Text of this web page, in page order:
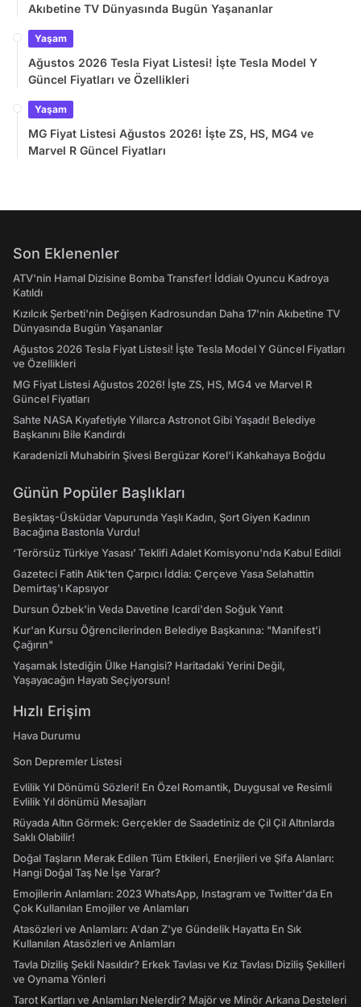
Akıbetine TV Dünyasında Bugün Yaşananlar
Yaşam
Ağustos 2026 Tesla Fiyat Listesi! İşte Tesla Model Y
Güncel Fiyatları ve Özellikleri
Yaşam
MG Fiyat Listesi Ağustos 2026! İşte ZS, HS, MG4 ve
Marvel R Güncel Fiyatları
Son Eklenenler
ATV'nin Hamal Dizisine Bomba Transfer! İddialı Oyuncu Kadroya
Katıldı
Kızılcık Şerbeti'nin Değişen Kadrosundan Daha 17'nin Akıbetine TV
Dünyasında Bugün Yaşananlar
Ağustos 2026 Tesla Fiyat Listesi! İşte Tesla Model Y Güncel Fiyatları
ve Özellikleri
MG Fiyat Listesi Ağustos 2026! İşte ZS, HS, MG4 ve Marvel R
Güncel Fiyatları
Sahte NASA Kıyafetiyle Yıllarca Astronot Gibi Yaşadı! Belediye
Başkanını Bile Kandırdı
Karadenizli Muhabirin Şivesi Bergüzar Korel'i Kahkahaya Boğdu
Günün Popüler Başlıkları
Beşiktaş-Üsküdar Vapurunda Yaşlı Kadın, Şort Giyen Kadının
Bacağına Bastonla Vurdu!
‘Terörsüz Türkiye Yasası’ Teklifi Adalet Komisyonu'nda Kabul Edildi
Gazeteci Fatih Atik'ten Çarpıcı İddia: Çerçeve Yasa Selahattin
Demirtaş'ı Kapsıyor
Dursun Özbek'in Veda Davetine Icardi'den Soğuk Yanıt
Kur'an Kursu Öğrencilerinden Belediye Başkanına: "Manifest’i
Çağırın"
Yaşamak İstediğin Ülke Hangisi? Haritadaki Yerini Değil,
Yaşayacağın Hayatı Seçiyorsun!
Hızlı Erişim
Hava Durumu
Son Depremler Listesi
Evlilik Yıl Dönümü Sözleri! En Özel Romantik, Duygusal ve Resimli
Evlilik Yıl dönümü Mesajları
Rüyada Altın Görmek: Gerçekler de Saadetiniz de Çil Çil Altınlarda
Saklı Olabilir!
Doğal Taşların Merak Edilen Tüm Etkileri, Enerjileri ve Şifa Alanları:
Hangi Doğal Taş Ne İşe Yarar?
Emojilerin Anlamları: 2023 WhatsApp, Instagram ve Twitter'da En
Çok Kullanılan Emojiler ve Anlamları
Atasözleri ve Anlamları: A'dan Z'ye Gündelik Hayatta En Sık
Kullanılan Atasözleri ve Anlamları
Tavla Diziliş Şekli Nasıldır? Erkek Tavlası ve Kız Tavlası Diziliş Şekilleri
ve Oynama Yönleri
Tarot Kartları ve Anlamları Nelerdir? Majör ve Minör Arkana Desteleri